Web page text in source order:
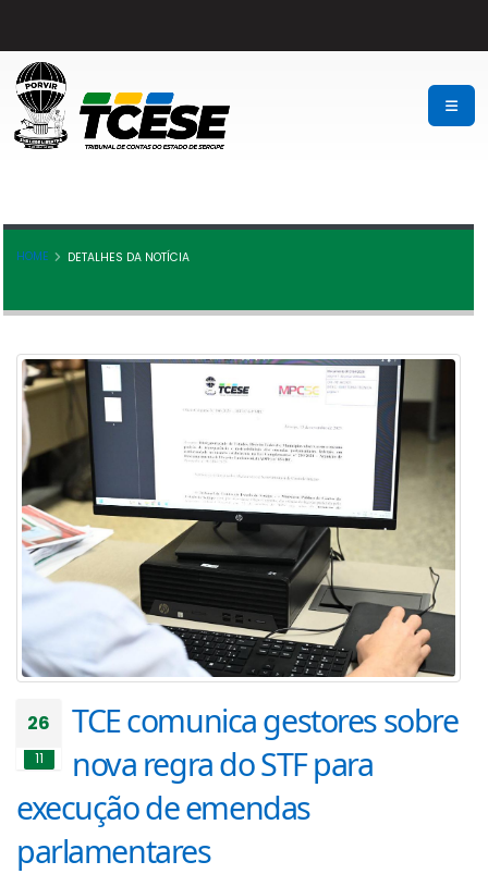
HOME DETALHES DA NOTÍCIA
26
11
TCE comunica gestores sobre
nova regra do STF para
execução de emendas
parlamentares